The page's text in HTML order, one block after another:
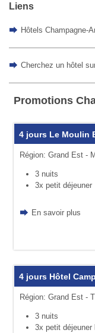
Liens
Hôtels Champagne-
Cherchez un hôtel
Promotions
4 jours Le Moulin
Région: Grand Est -
3 nuits
3x petit déjeuner
En savoir plus
4 jours Hôtel
Région: Grand Est -
3 nuits
3x petit déjeuner